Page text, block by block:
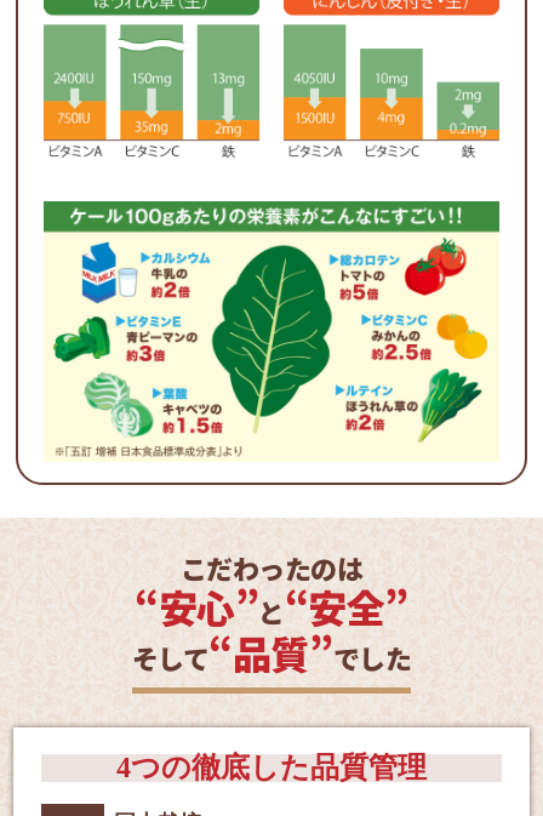
こだわったのは
“安心”と“安全”
そして“品質”でした
4つの徹底した品質管理